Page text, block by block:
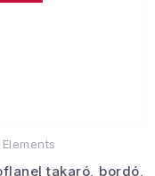
takaró, bordó,